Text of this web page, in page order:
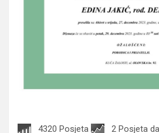
4320 Posjeta 2 Posjeta